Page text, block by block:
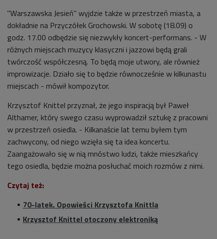
"Warszawska Jesień" wyjdzie także w przestrzeń miasta, a
dokładnie na Przyczółek Grochowski. W sobotę (18.09) o
godz. 17.00 odbędzie się niezwykły koncert-performans. - W
różnych miejscach muzycy klasyczni i jazzowi będą grali
twórczość współczesną. To będą moje utwory, ale również
improwizacje. Działo się to będzie równocześnie w kilkunastu
miejscach - mówił kompozytor.
Krzysztof Knittel przyznał, że jego inspiracją był Paweł
Althamer, który swego czasu wyprowadził sztukę z pracowni
w przestrzeń osiedla. - Kilkanaście lat temu byłem tym
zachwycony, od niego wzięła się ta idea koncertu.
Zaangażowało się w nią mnóstwo ludzi, także mieszkańcy
tego osiedla, będzie można posłuchać moich rozmów z nimi.
Czytaj też:
70-latek. Opowieści Krzysztofa Knittla
Krzysztof Knittel otoczony elektroniką